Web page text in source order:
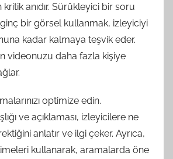
kritik anıdır. Sürükleyici bir soru
bir görsel kullanmak, izleyiciyi
kadar kalmaya teşvik eder.
videonuzu daha fazla kişiye
optimize edin.
ve açıklaması, izleyicilere ne
anlatır ve ilgi çeker. Ayrıca,
kullanarak, aramalarda öne